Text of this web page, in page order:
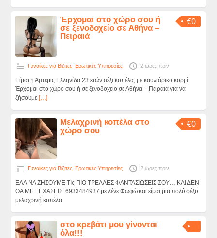
€0
Έρχομαι στο χώρο σου ή
σε ξενοδοχείο σε Αθήνα –
Πειραιά
Γυναίκες για Βίζιτες, Ερωτικές Υπηρεσίες 2 ώρες πριν
Είμαι η Άρτεμις Ελληνίδα 23 ετών σέξι κοπέλα, με καυλιάρικο κορμί.
Έρχομαι στο χώρο σου ή σε ξενοδοχείο σε Αθήνα – Πειραιά για να
ζήσουμε […]
€0
Μελαχρινή κοπέλα στο
χώρο σου
Γυναίκες για Βίζιτες, Ερωτικές Υπηρεσίες 2 ώρες πριν
ΕΛΑ ΝΑ ΖΗΣΟΥΜΕ ΤΙς ΠΙΟ ΤΡΕΛΛΕΣ ΦΑΝΤΑΣΙΩΣΕΙΣ ΣΟΥ… ΚΑΙ ΔΕΝ
ΘΑ ΜΕ ΞΕΧΑΣΕΙΣ 6933484937 με λένε Φωφώ και είμαι μια πολύ σέξυ
μελαχρινή κοπέλα
στο κρεβάτι μου γίνονται
όλα!!!